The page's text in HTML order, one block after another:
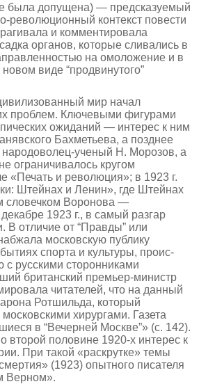
была допущена) — предсказуемый
революционный контекст повести
и комментировала
органов, которые сливались в
на омоложение и в
виде “продвинутого”
мир начал
проблем. Ключевыми фигурами
ожиданий — интерес к ним
Бахметьева, а позднее
народоволец-ученый Н. Морозов, а
ограничивалось кругом
«Печать и революция»; в 1923 г.
Штейнах и Ленин», где Штейнах
словечком Воронова —
1923 г., в самый разгар
В отличие от “Правды” или
московскую публику
спорта и культуры, проис­
русскими сторонниками
британский премьер-министр
читателей, что на данный
Ротшильда, который
хирургами. Газета
в “Вечерней Москве”» (с. 142).
второй половине 1920-х интерес к
При такой «раскрутке» темы
(1923) опытного писателя
Верном».